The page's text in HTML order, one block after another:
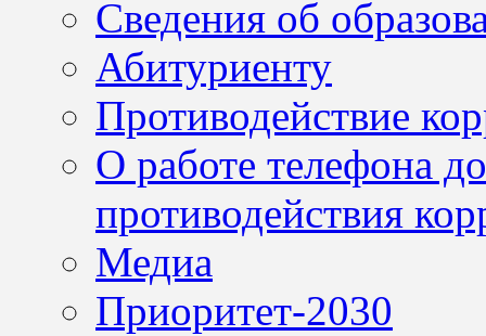
Сведения об
Абитуриенту
Противодействие
О работе телефона
противодействия
Медиа
Приоритет-2030